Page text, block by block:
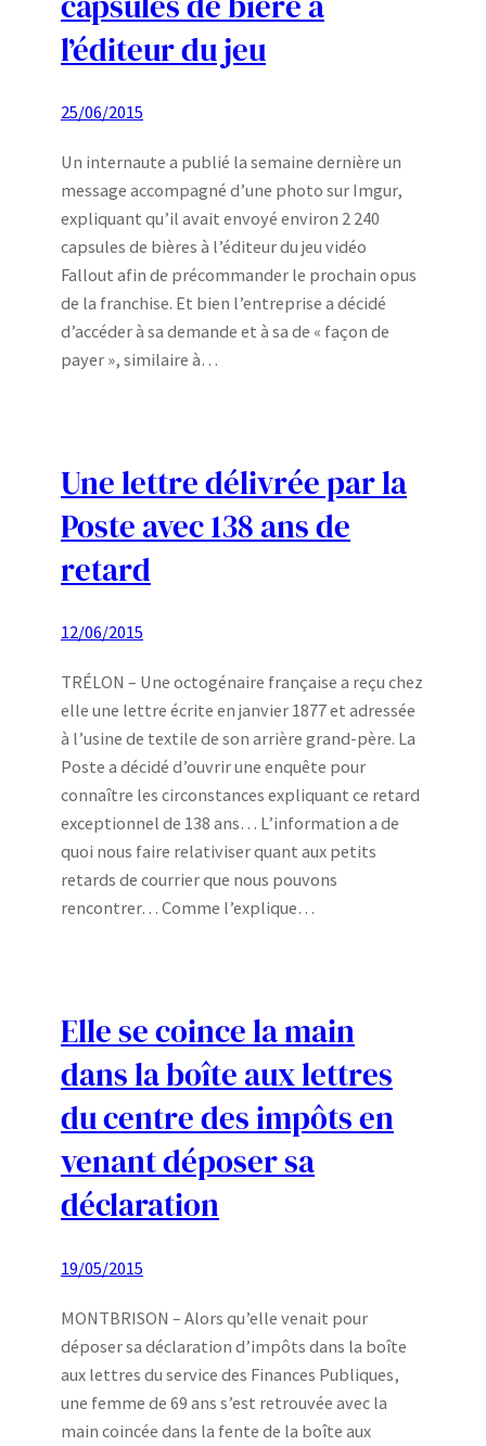
l’éditeur du jeu
25/06/2015
Un internaute a publié la semaine dernière un
message accompagné d’une photo sur Imgur,
expliquant qu’il avait envoyé environ 2 240
capsules de bières à l’éditeur du jeu vidéo
Fallout afin de précommander le prochain opus
de la franchise. Et bien l’entreprise a décidé
d’accéder à sa demande et à sa de « façon de
payer », similaire à…
Une lettre délivrée par la
Poste avec 138 ans de
retard
12/06/2015
TRÉLON – Une octogénaire française a reçu chez
elle une lettre écrite en janvier 1877 et adressée
à l’usine de textile de son arrière grand-père. La
Poste a décidé d’ouvrir une enquête pour
connaître les circonstances expliquant ce retard
exceptionnel de 138 ans… L’information a de
quoi nous faire relativiser quant aux petits
retards de courrier que nous pouvons
rencontrer… Comme l’explique…
Elle se coince la main
dans la boîte aux lettres
du centre des impôts en
venant déposer sa
déclaration
19/05/2015
MONTBRISON – Alors qu’elle venait pour
déposer sa déclaration d’impôts dans la boîte
aux lettres du service des Finances Publiques,
une femme de 69 ans s’est retrouvée avec la
main coincée dans la fente de la boîte aux